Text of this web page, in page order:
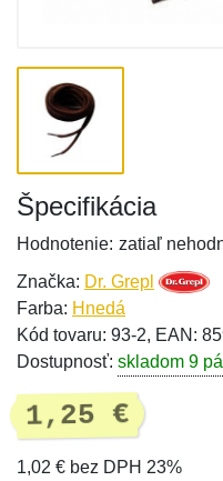
Špecifikácia
Hodnotenie: zatiaľ
Značka: Dr. Grepl
Farba: Hnedá
Kód tovaru: 93-2, EAN:
Dostupnosť: skladom 9
1,25 €
1,02 € bez DPH 23%